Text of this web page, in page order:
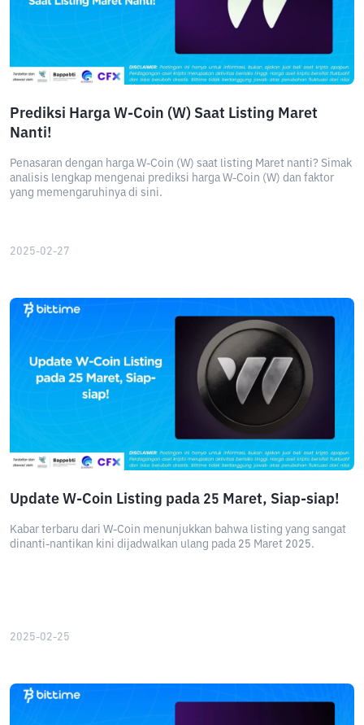
Prediksi Harga W-Coin (W) Saat Listing Maret
Nanti!
Penasaran dengan harga W-Coin (W) saat listing Maret nanti? Simak
analisis lengkap mengenai prediksi harga W-Coin (W) dan faktor
yang memengaruhinya di sini.
2025-02-27
Update W-Coin Listing pada 25 Maret, Siap-siap!
Kabar terbaru dari W-Coin menunjukkan bahwa listing yang sangat
dinanti-nantikan kini dijadwalkan ulang pada 25 Maret 2025.
2025-02-25